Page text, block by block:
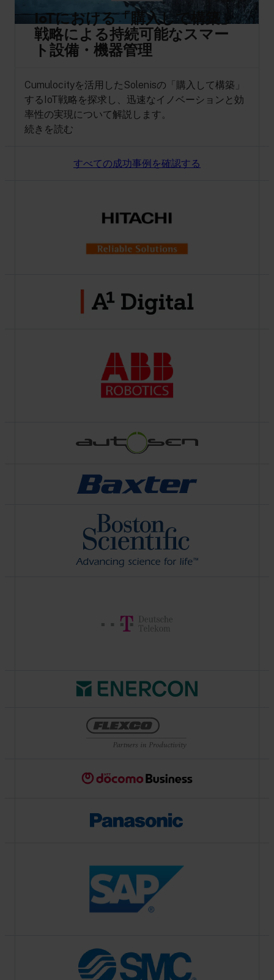
IoTにおける「購入して構築」
戦略による持続可能なスマー
ト設備・機器管理
Cumulocityを活用したSolenisの「購入して構築」
するIoT戦略を探求し、迅速なイノベーションと効
率性の実現について解説します。
続きを読む
すべての成功事例を確認する